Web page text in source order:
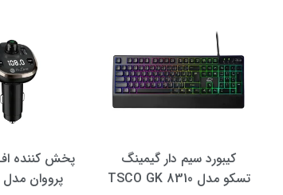
کیبورد سیم دار گیمینگ
تسکو مدل TSCO GK 8310
پخش کننده
پرووان مدل PFT93